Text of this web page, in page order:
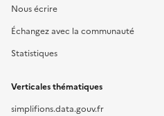
Nous écrire
Échangez avec la communauté
Statistiques
Verticales thématiques
simplifions.data.gouv.fr